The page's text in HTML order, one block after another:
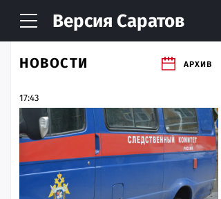
Версия Саратов
НОВОСТИ АРХИВ
17:43